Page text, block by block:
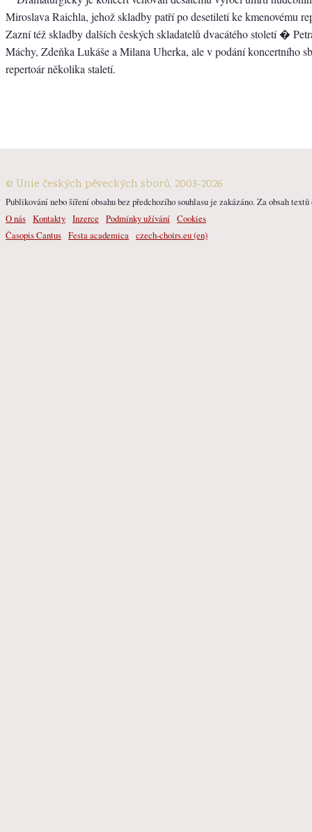
Miroslava Raichla, jehož skladby patří po desetiletí ke kmenovému
Zazní též skladby dalších českých skladatelů dvacátého století �
Máchy, Zdeňka Lukáše a Milana Uherka, ale v podání koncertního
repertoár několika staletí.
© Unie českých pěveckých sborů, 2003-2026
Publikování nebo šíření obsahu bez předchozího souhlasu je zakázáno. Za obsah
O nás Kontakty Inzerce Podmínky užívání Cookies
Časopis Cantus Festa academica czech-choirs.eu (en)